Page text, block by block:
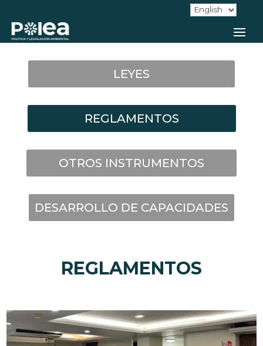
LEYES
REGLAMENTOS
OTROS INSTRUMENTOS
DESARROLLO DE CAPACIDADES
REGLAMENTOS